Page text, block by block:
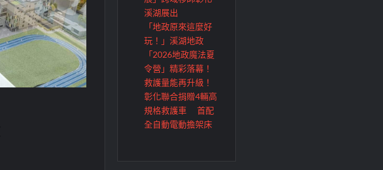
溪湖展出
「地政原來這麼好
玩！」溪湖地政
「2026地政魔法夏
令營」精彩落幕！
救護量能再升級！
彰化聯合捐贈4輛高
規格救護車 首配
全自動電動擔架床